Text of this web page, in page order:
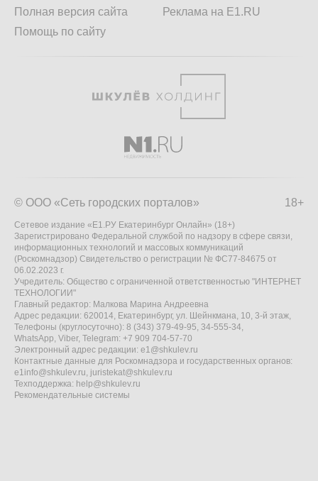
Полная версия сайта
Помощь по сайту
Реклама на E1.RU
18+
© ООО «Сеть городских порталов»
Сетевое издание «Е1.РУ Екатеринбург Онлайн» (18+)
Зарегистрировано Федеральной службой по надзору в сфере связи,
информационных технологий и массовых коммуникаций
(Роскомнадзор) Свидетельство о регистрации № ФС77-84675 от
06.02.2023 г.
Учредитель: Общество с ограниченной ответственностью "ИНТЕРНЕТ
ТЕХНОЛОГИИ"
Главный редактор: Малкова Марина Андреевна
Адрес редакции: 620014, Екатеринбург, ул. Шейнкмана, 10, 3-й этаж,
Телефоны (круглосуточно): 8 (343) 379-49-95, 34-555-34,
WhatsApp, Viber, Telegram: +7 909 704-57-70
Электронный адрес редакции: e1@shkulev.ru
Контактные данные для Роскомнадзора и государственных органов:
e1info@shkulev.ru, juristekat@shkulev.ru
Техподдержка: help@shkulev.ru
Рекомендательные системы